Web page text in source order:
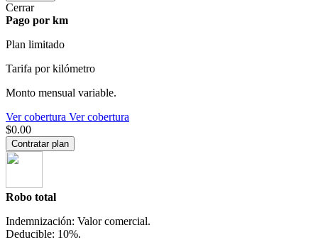
Cerrar
Pago por km
Plan limitado
Tarifa por kilómetro
Monto mensual variable.
Ver cobertura Ver cobertura
$0.00
Contratar plan
Robo total
Indemnización: Valor comercial.
Deducible: 10%.